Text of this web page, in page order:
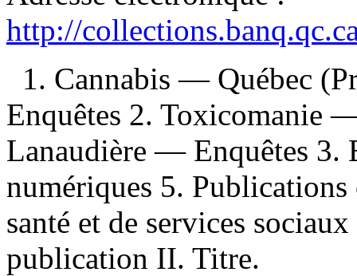
http://
1. Cannabis — Québec
Enquêtes 2. Toxicomanie
Lanaudière — Enquêtes 3.
numériques 5.
santé et de services
publication II. Titre.